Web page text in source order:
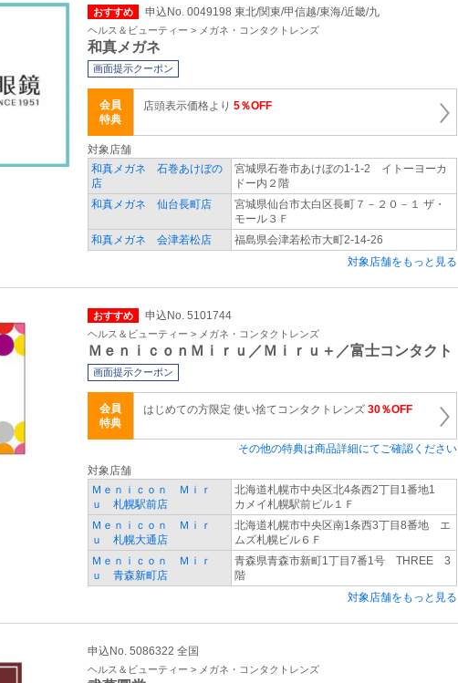
おすすめ 申込No. 0049198 東北/関東/甲信越/東海/近畿/九
ヘルス＆ビューティー > メガネ・コンタクトレンズ
和真メガネ
画面提示クーポン
会員
特典
店頭表示価格より 5％OFF
対象店舗
和真メガネ 石巻あけぼの
店
宮城県石巻市あけぼの1‐1‐2 イトーヨーカ
ドー内２階
和真メガネ 仙台長町店
宮城県仙台市太白区長町７－２０－１ ザ・
モール３Ｆ
和真メガネ 会津若松店
福島県会津若松市大町2‐14‐26
対象店舗をもっと見る
おすすめ 申込No. 5101744
ヘルス＆ビューティー > メガネ・コンタクトレンズ
ＭｅｎｉｃｏｎＭｉｒｕ／Ｍｉｒｕ＋／富士コンタクト
画面提示クーポン
会員
特典
はじめての方限定 使い捨てコンタクトレンズ 30％OFF
その他の特典は商品詳細にてご確認ください
対象店舗
Ｍｅｎｉｃｏｎ Ｍｉｒ
ｕ 札幌駅前店
北海道札幌市中央区北4条西2丁目1番地1
カメイ札幌駅前ビル１Ｆ
Ｍｅｎｉｃｏｎ Ｍｉｒ
ｕ 札幌大通店
北海道札幌市中央区南1条西3丁目8番地 エ
ムズ札幌ビル６Ｆ
Ｍｅｎｉｃｏｎ Ｍｉｒ
ｕ 青森新町店
青森県青森市新町1丁目7番1号 THREE 3
階
対象店舗をもっと見る
申込No. 5086322 全国
ヘルス＆ビューティー > メガネ・コンタクトレンズ